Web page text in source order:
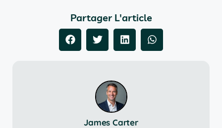
Partager L'article
James Carter